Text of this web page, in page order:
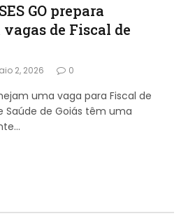
GO prepara
de Fiscal de
2, 2026 0
uma vaga para Fiscal de
Saúde de Goiás têm uma